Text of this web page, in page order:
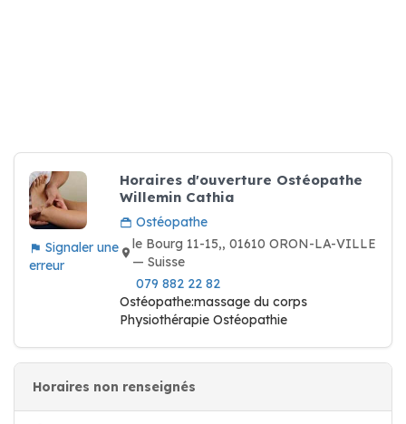
Signaler une
erreur
Horaires d'ouverture Ostéopathe
Willemin Cathia
Ostéopathe
le Bourg 11-15,, 01610 ORON-LA-VILLE
— Suisse
079 882 22 82
Ostéopathe:massage du corps
Physiothérapie Ostéopathie
Horaires non renseignés